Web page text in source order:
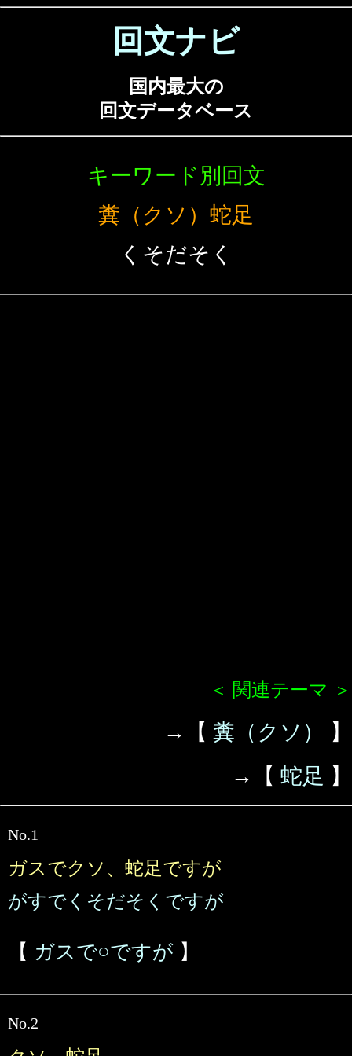
回文ナビ
国内最大の
回文データベース
キーワード別回文
糞（クソ）蛇足
くそだそく
＜ 関連テーマ ＞
→【 糞（クソ）
】
→【 蛇足 】
No.1
ガスでクソ、蛇足ですが
がすでくそだそくですが
【 ガスで○ですが 】
No.2